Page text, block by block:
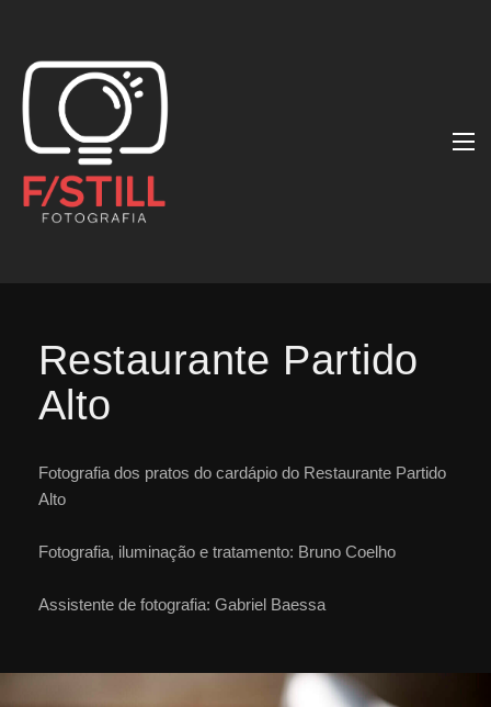
Restaurante Partido
Alto
Fotografia dos pratos do cardápio do Restaurante Partido
Alto
Fotografia, iluminação e tratamento: Bruno Coelho
Assistente de fotografia: Gabriel Baessa